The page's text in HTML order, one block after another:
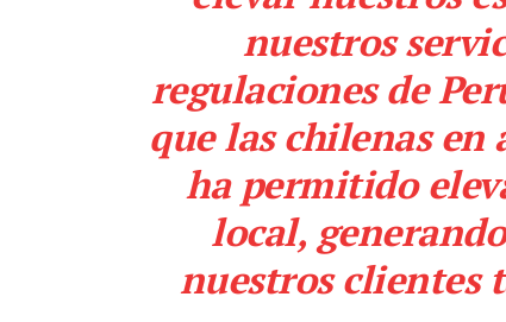
nuestros
regulaciones de
que las chilenas en
ha permitido
local,
nuestros clientes